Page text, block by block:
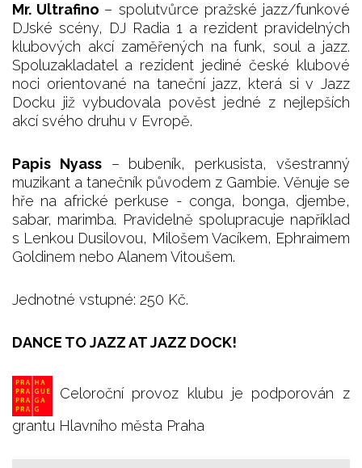
Mr. Ultrafino – spolutvůrce pražské jazz/funkové
DJské scény, DJ Radia 1 a rezident pravidelných
klubových akcí zaměřených na funk, soul a jazz.
Spoluzakladatel a rezident jediné české klubové
noci orientované na taneční jazz, která si v Jazz
Docku již vybudovala pověst jedné z nejlepších
akcí svého druhu v Evropě.
Papis Nyass– bubeník, perkusista, všestranný
muzikant a tanečník původem z Gambie. Věnuje se
hře na africké perkuse - conga, bonga, djembe,
sabar, marimba. Pravidelně spolupracuje například
s Lenkou Dusilovou, Milošem Vacíkem, Ephraimem
Goldinem nebo Alanem Vitoušem.
Jednotné vstupné: 250 Kč.
DANCE TO JAZZ AT JAZZ DOCK!
Celoroční provoz klubu je podporován z
grantu Hlavního města Praha